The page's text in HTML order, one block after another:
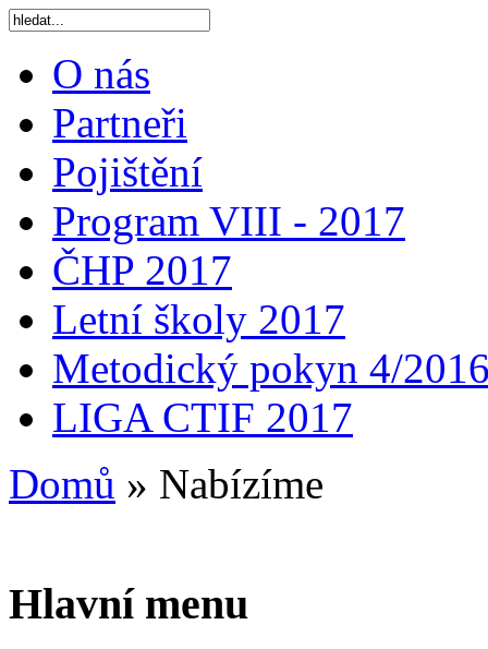
O nás
Partneři
Pojištění
Program VIII - 2017
ČHP 2017
Letní školy 2017
Metodický pokyn 4/
LIGA CTIF 2017
Domů » Nabízíme
Hlavní menu